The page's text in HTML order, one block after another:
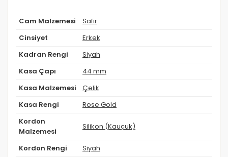
Cam Malzemesi Safir
Cinsiyet Erkek
Kadran Rengi Siyah
Kasa Çapı 44 mm
Kasa Malzemesi Çelik
Kasa Rengi Rose Gold
Kordon
Malzemesi
Silikon (Kauçuk)
Kordon Rengi Siyah